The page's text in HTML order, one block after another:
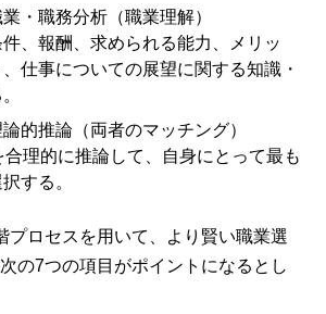
・職務分析（職業理解）
、報酬、求められる能力、メリッ
、仕事についての展望に関する知識・
的推論（両者のマッチング）
合理的に推論して、自身にとって最も
する。
プロセスを用いて、より賢い職業選
の7つの項目がポイントになるとし